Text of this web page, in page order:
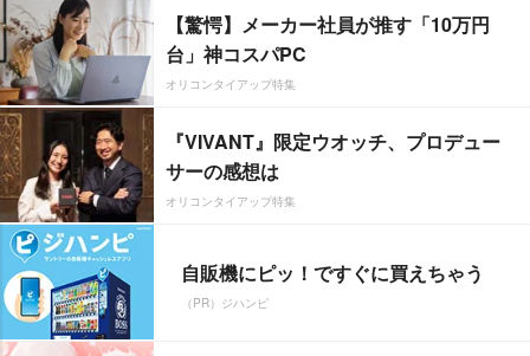
【驚愕】メーカー社員が推す「10万円
台」神コスパPC
オリコンタイアップ特集
『VIVANT』限定ウオッチ、プロデュー
サーの感想は
オリコンタイアップ特集
自販機にピッ！ですぐに買えちゃう
（PR）ジハンピ